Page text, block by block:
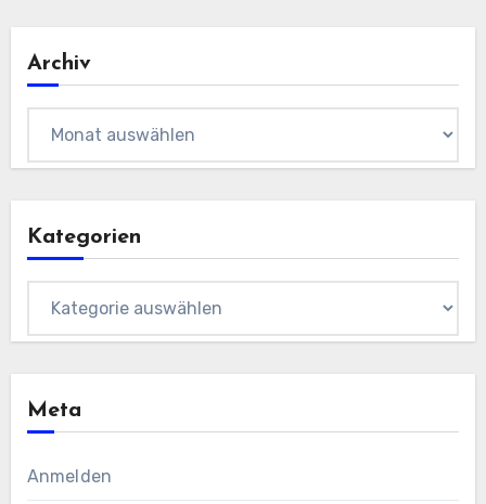
Archiv
Kategorien
Meta
Anmelden